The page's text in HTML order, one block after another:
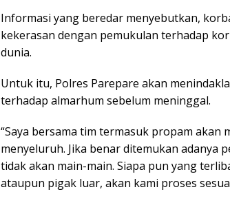
Informasi yang beredar menyebutkan,
kekerasan dengan pemukulan terhadap
dunia.
Untuk itu, Polres Parepare akan
terhadap almarhum sebelum meninggal.
“Saya bersama tim termasuk propam akan
menyeluruh. Jika benar ditemukan adanya
tidak akan main-main. Siapa pun yang
ataupun pigak luar, akan kami proses